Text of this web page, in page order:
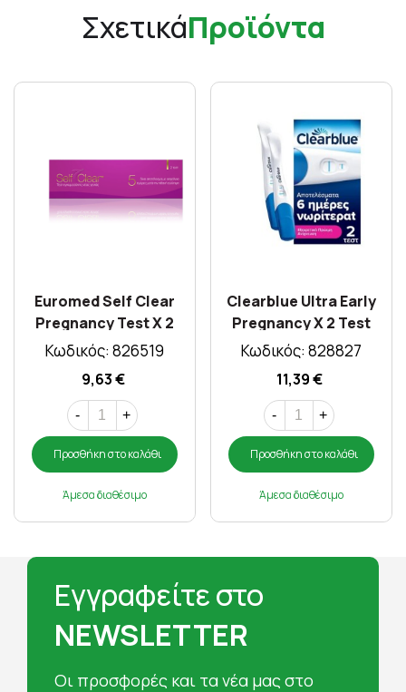
ΣχετικάΠροϊόντα
Euromed Self Clear
Pregnancy Test X 2
Test
Κωδικός: 826519
9,63 €
- +
Προσθήκη στο καλάθι
Άμεσα διαθέσιμο
Clearblue Ultra Early
Pregnancy X 2 Test
Κωδικός: 828827
11,39 €
- +
Προσθήκη στο καλάθι
Άμεσα διαθέσιμο
Εγγραφείτε στο
NEWSLETTER
Oι προσφορές και τα νέα μας στο